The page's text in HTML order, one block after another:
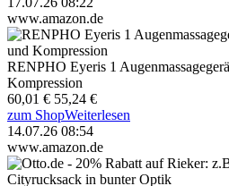
www.amazon.de
RENPHO Eyeris 1
Kompression
60,01 € 55,24 €
zum ShopWeiterlesen
14.07.26 08:54
www.amazon.de